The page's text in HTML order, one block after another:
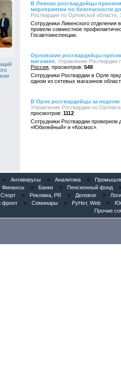
В Ливнах росгвардейцы
мероприятии по безопасности
Росгвардии по Орловской
Сотрудники Ливенского отделения
провели совместное
Госавтоинспекции.
Орловские росгвардейцы
магазине , Управление
Россия
548
Сотрудники Росгвардии в Орле
одном из сетевых магазинов
В Орле росгвардейцы за неделю
Управление Росгвардии по
1112
Сотрудники Росгвардии проверили
«Юбилейный» и «Космос».
« Антивирусы « Аналитика «
Финансы « Банки « Пенсионный фонд
Спорт « Реклама, PR « Деловое «
фронт « Семинары « РуНет, Web «
Прочие